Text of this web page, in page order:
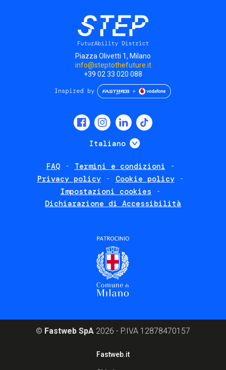
Piazza Olivetti 1, Milano
info@steptothefuture.it
+39 02 33 020 088
Italiano Mostra ulteriori
FAQ
Termini e condizioni
Privacy policy
Cookie policy
Impostazioni cookies
Dichiarazione di Accessibilità
© Fastweb SpA 2026 - P.IVA 12878470157
Fastweb.it